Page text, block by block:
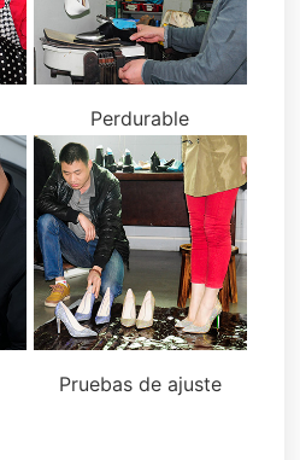
Perdurable
Pruebas de ajuste